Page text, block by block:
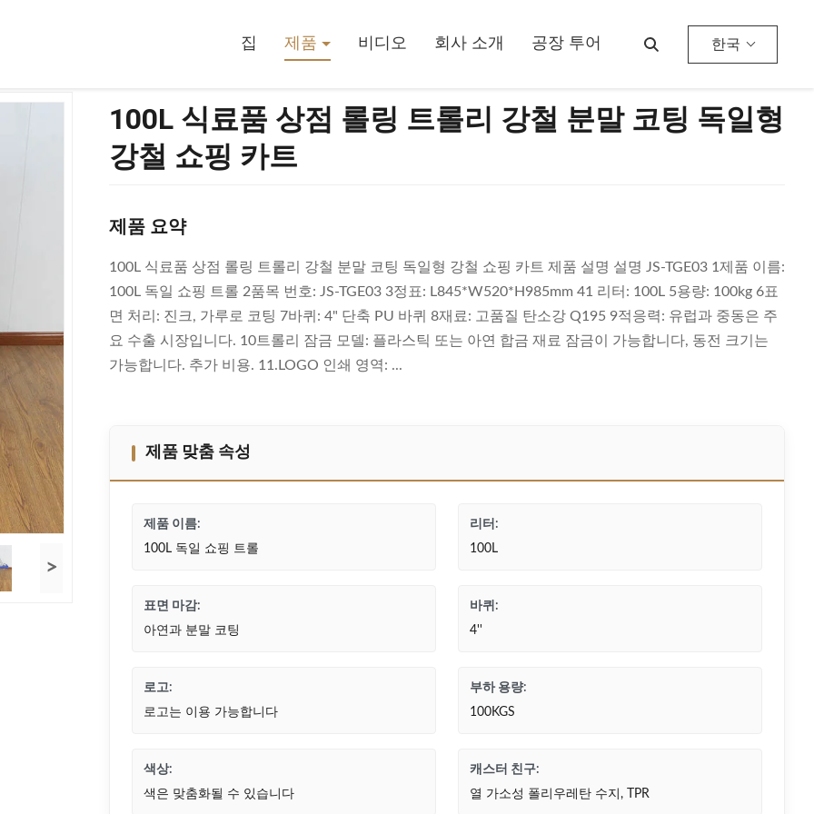
집 제품 비디오 회사 소개 공장 투어 한국
>
100L 식료품 상점 롤링 트롤리 강철 분말 코팅 독일형
강철 쇼핑 카트
제품 요약
100L 식료품 상점 롤링 트롤리 강철 분말 코팅 독일형 강철 쇼핑 카트 제품 설명 설명 JS-TGE03 1제품 이름:
100L 독일 쇼핑 트롤 2품목 번호: JS-TGE03 3정표: L845*W520*H985mm 41 리터: 100L 5용량: 100kg 6표
면 처리: 진크, 가루로 코팅 7바퀴: 4" 단축 PU 바퀴 8재료: 고품질 탄소강 Q195 9적응력: 유럽과 중동은 주
요 수출 시장입니다. 10트롤리 잠금 모델: 플라스틱 또는 아연 합금 재료 잠금이 가능합니다, 동전 크기는
가능합니다. 추가 비용. 11.LOGO 인쇄 영역: ...
제품 맞춤 속성
제품 이름:
100L 독일 쇼핑 트롤
리터:
100L
표면 마감:
아연과 분말 코팅
바퀴:
4''
로고:
로고는 이용 가능합니다
부하 용량:
100KGS
색상:
색은 맞춤화될 수 있습니다
캐스터 친구:
열 가소성 폴리우레탄 수지, TPR